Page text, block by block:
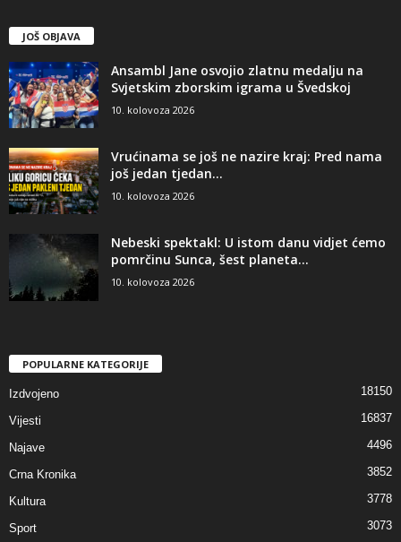
JOŠ OBJAVA
Ansambl Jane osvojio zlatnu medalju na
Svjetskim zborskim igrama u Švedskoj
10. kolovoza 2026
Vrućinama se još ne nazire kraj: Pred nama
još jedan tjedan...
10. kolovoza 2026
Nebeski spektakl: U istom danu vidjet ćemo
pomrčinu Sunca, šest planeta...
10. kolovoza 2026
POPULARNE KATEGORIJE
Izdvojeno 18150
Vijesti 16837
Najave 4496
Crna Kronika 3852
Kultura 3778
Sport 3073